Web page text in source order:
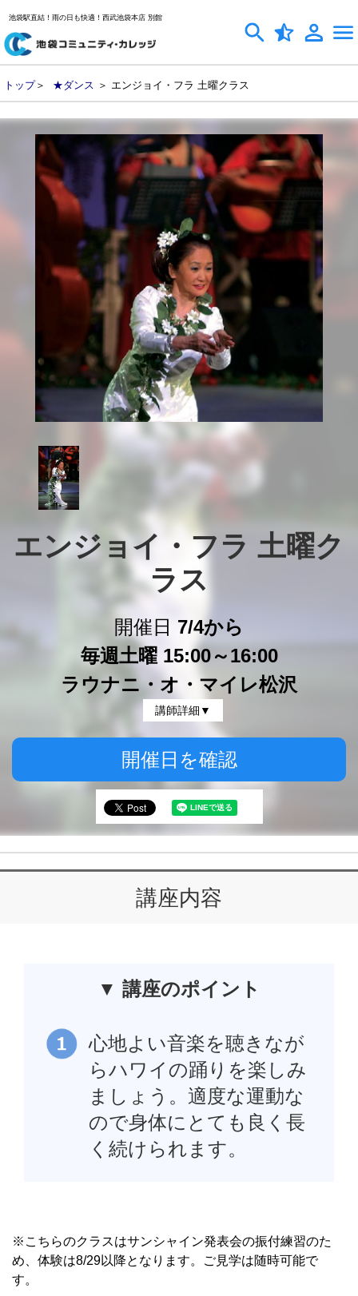
池袋駅直結！雨の日も快適！西武池袋本店 別館
トップ＞ ★ダンス ＞ エンジョイ・フラ 土曜クラス
エンジョイ・フラ 土曜ク
ラス
開催日 7/4から
毎週土曜 15:00～16:00
ラウナニ・オ・マイレ松沢
講師詳細▼
開催日を確認
講座内容
▼ 講座のポイント
心地よい音楽を聴きなが
らハワイの踊りを楽しみ
ましょう。適度な運動な
ので身体にとても良く長
く続けられます。
※こちらのクラスはサンシャイン発表会の振付練習のた
め、体験は8/29以降となります。ご見学は随時可能で
す。